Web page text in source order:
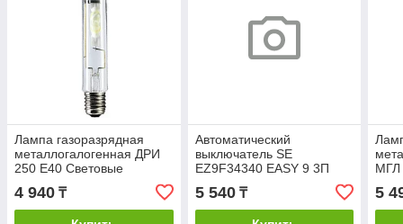
Лампа газоразрядная
металлогалогенная ДРИ
250 E40 Световые
Решения
4 940 ₸
Автоматический
выключатель SE
EZ9F34340 EASY 9 3П
40А С 4.5кА 400В
5 540₸
МГЛ
5